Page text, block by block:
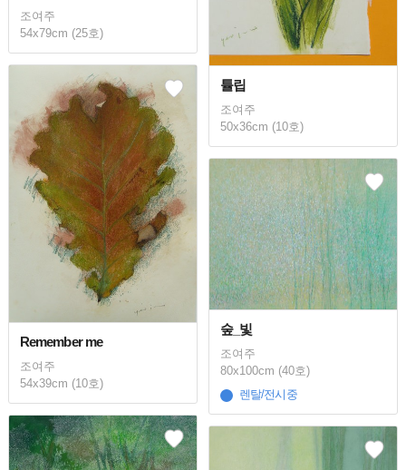
튤립
조여주
50x36cm (10호)
조여주
54x79cm (25호)
Remember me
조여주
54x39cm (10호)
숲_빛
조여주
80x100cm (40호)
렌탈/전시중